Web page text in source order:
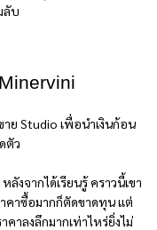
ลับ
าย Studio เพื่อนำเงินก้อน
ตัว
ลังจากได้เรียนรู้ คราวนี้เขา
คาซื้อมากก็ตัดขาดทุน แต่
าลงลึกมากเท่าไหร่ยิ่งไม่